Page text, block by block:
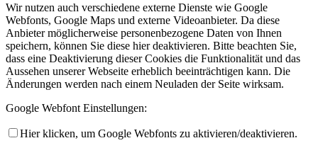
Wir nutzen auch verschiedene externe Dienste wie Google
Webfonts, Google Maps und externe Videoanbieter. Da diese
Anbieter möglicherweise personenbezogene Daten von Ihnen
speichern, können Sie diese hier deaktivieren. Bitte beachten Sie,
dass eine Deaktivierung dieser Cookies die Funktionalität und das
Aussehen unserer Webseite erheblich beeinträchtigen kann. Die
Änderungen werden nach einem Neuladen der Seite wirksam.
Google Webfont Einstellungen:
Hier klicken, um Google Webfonts zu aktivieren/deaktivieren.